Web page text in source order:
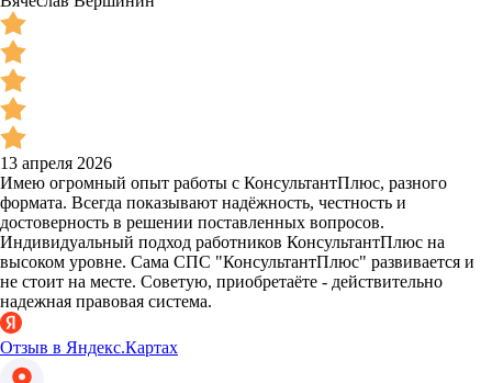
13 апреля 2026
Имею огромный опыт работы с КонсультантПлюс, разного
формата. Всегда показывают надёжность, честность и
достоверность в решении поставленных вопросов.
Индивидуальный подход работников КонсультантПлюс на
высоком уровне. Сама СПС "КонсультантПлюс" развивается и
не стоит на месте. Советую, приобретаёте - действительно
надежная правовая система.
Отзыв в Яндекс.Картах